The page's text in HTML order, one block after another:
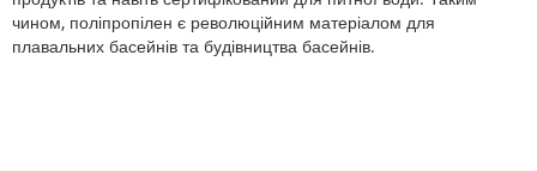
чином, поліпропілен є революційним матеріалом для
плавальних басейнів та будівництва басейнів.